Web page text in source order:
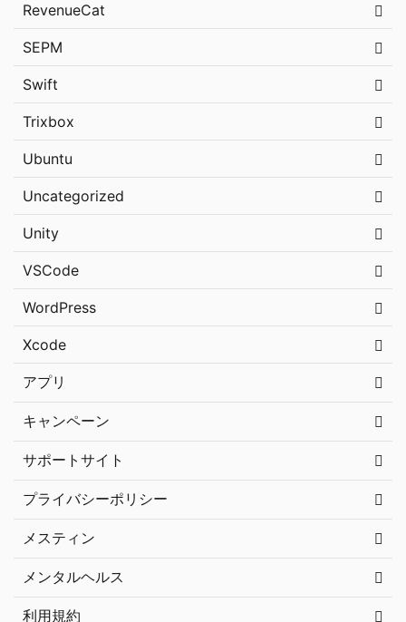
RevenueCat
SEPM
Swift
Trixbox
Ubuntu
Uncategorized
Unity
VSCode
WordPress
Xcode
アプリ
キャンペーン
サポートサイト
プライバシーポリシー
メスティン
メンタルヘルス
利用規約